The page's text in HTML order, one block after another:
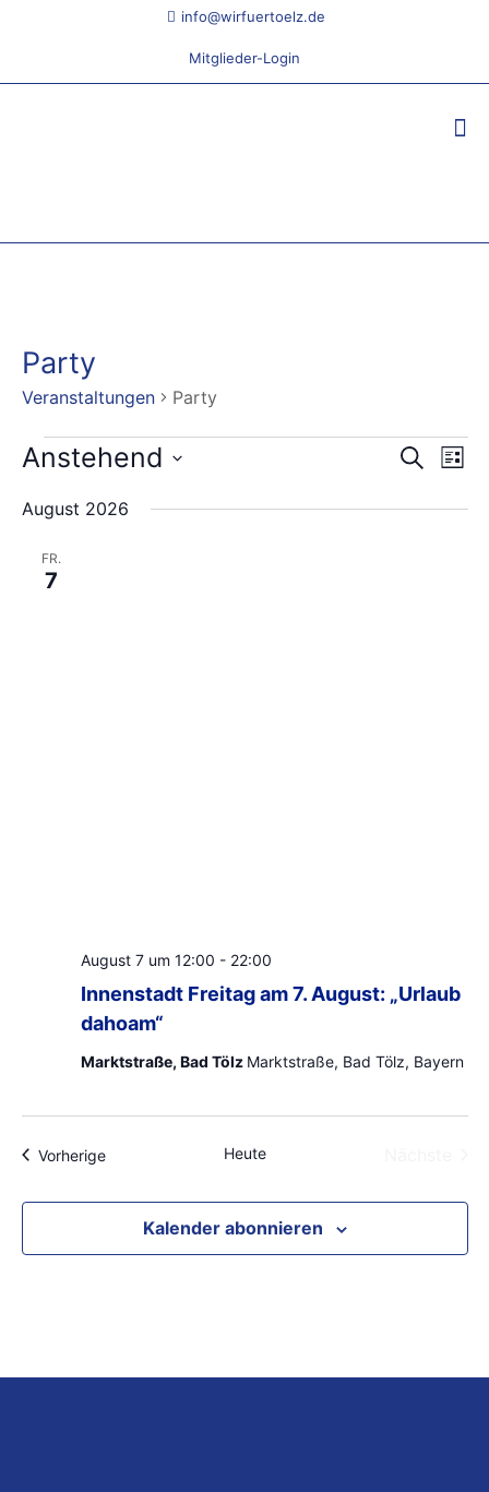
info@wirfuertoelz.de
Mitglieder-Login
Party
Veranstaltungen Party
Veranstaltungen Suche
Anstehend
wählen.
August 2026
FR.
7
Innenstadt Freitag am 7. August: „Urlaub
dahoam“
August 7 um 12:00 - 22:00
Marktstraße, Bad Tölz Marktstraße, Bad Tölz, Bayern
VorherigeVeranstaltungen Heute
Kalender abonnieren